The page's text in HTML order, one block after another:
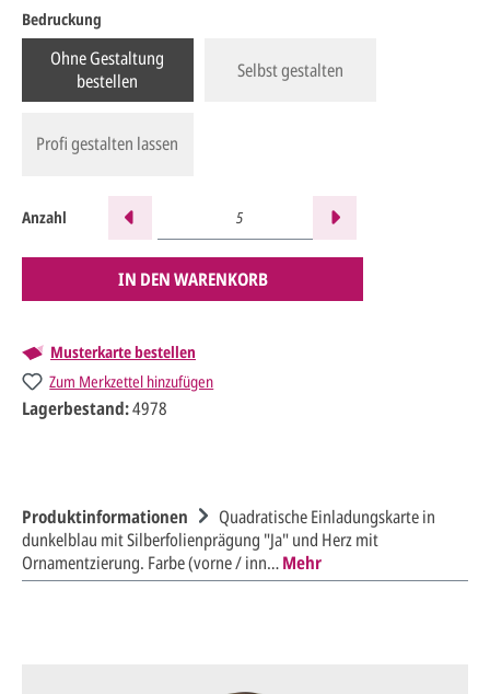
Bedruckung
Ohne Gestaltung
bestellen
Selbst gestalten
Profi gestalten lassen
Anzahl
IN DEN WARENKORB
Musterkarte bestellen
Zum Merkzettel hinzufügen
Lagerbestand:4978
Produktinformationen
Quadratische Einladungskarte in
dunkelblau mit Silberfolienprägung "Ja" und Herz mit
Ornamentzierung. Farbe (vorne / inn…Mehr